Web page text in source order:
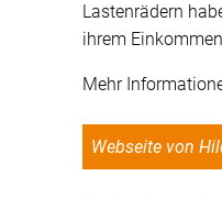
Lastenrädern
ihrem
Mehr
Webseite von